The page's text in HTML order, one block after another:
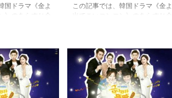
国ドラマ《金よ
》のあらすじ全
視聴率の女王ハ
を営みながら家
と、高慢ちきな
二役を演じ話題
金よ出てこいコ
この記事では、韓国ドラマ《金よ
出てこいコンコン》のあらすじ全
高視聴率22.7％。視聴率の女王ハ
ン・ジヘが露天商を営みながら家
族を養う貧乏女性と、高慢ちきな
ゴージャス女性の二役を演じ話題
になりました。 《金よ出てこいコ